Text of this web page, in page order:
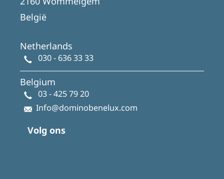
België
Netherlands
030 - 636 33 33
Belgium
03 - 425 79 20
Info@dominobenelux.com
Volg ons